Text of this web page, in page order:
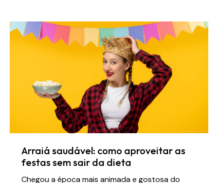
Arraiá saudável: como aproveitar as
festas sem sair da dieta
Chegou a época mais animada e gostosa do